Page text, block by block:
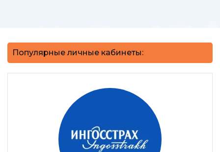
Популярные личные кабинеты: